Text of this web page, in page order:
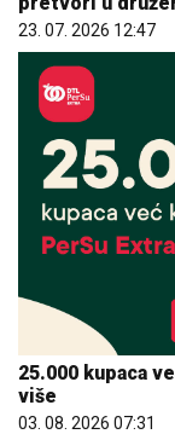
23. 07. 2026 12:47
25.000 kupaca
više
03. 08. 2026 07:31